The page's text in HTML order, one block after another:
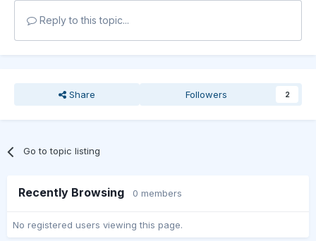
Reply to this topic...
Share Followers 2
Go to topic listing
Recently Browsing 0 members
No registered users viewing this page.